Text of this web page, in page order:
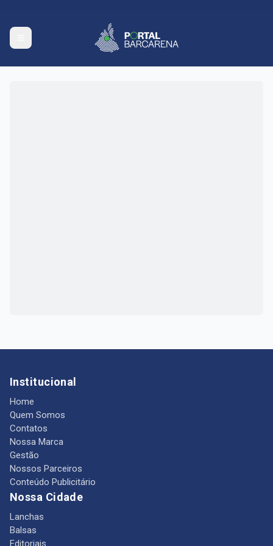
Institucional
Home
Quem Somos
Contatos
Nossa Marca
Gestão
Nossos Parceiros
Conteúdo Publicitário
Nossa Cidade
Lanchas
Balsas
Editoriais